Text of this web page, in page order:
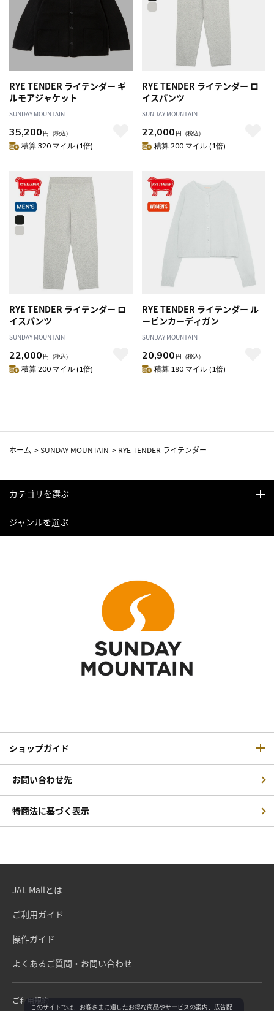
RYE TENDER ライテンダー ギ
ルモアジャケット
SUNDAY MOUNTAIN
35,200 円 （税込）
積算 320 マイル (1倍)
RYE TENDER ライテンダー ロ
イスパンツ
SUNDAY MOUNTAIN
22,000 円 （税込）
積算 200 マイル (1倍)
RYE TENDER ライテンダー ロ
イスパンツ
SUNDAY MOUNTAIN
22,000 円 （税込）
積算 200 マイル (1倍)
RYE TENDER ライテンダー ル
ービンカーディガン
SUNDAY MOUNTAIN
20,900 円 （税込）
積算 190 マイル (1倍)
ホーム >SUNDAY MOUNTAIN > RYE TENDER ライテンダー
カテゴリを選ぶ
ジャンルを選ぶ
ショップガイド
お問い合わせ先
特商法に基づく表示
JAL Mallとは
ご利用ガイド
操作ガイド
よくあるご質問・お問い合わせ
ご利用規約
このサイトでは、お客さまに適したお得な商品やサービスの案内、広告配